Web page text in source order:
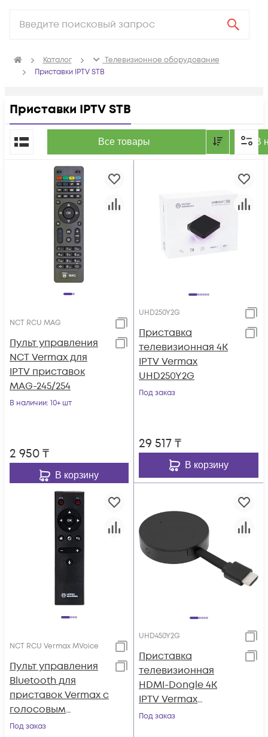
Каталог
Телевизионное оборудование
Приставки IPTV STB
Приставки IPTV STB
Все товары В
По популярности
NCT RCU MAG
Пульт управления
NCT Vermax для
IPTV приставок
MAG-245/254
В наличии: 10+ шт
2 950₸
В корзину
UHD250Y2G
Приставка
телевизионная 4K
IPTV Vermax
UHD250Y2G
Под заказ
29 517₸
В корзину
NCT RCU Vermax MVoice
Пульт управления
Bluetooth для
приставок Vermax c
голосовым
поиском и
Под заказ
UHD450Y2G
Приставка
телевизионная
HDMI-Dongle 4K
IPTV Vermax
UHD450Y2G
Под заказ